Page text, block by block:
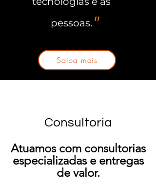
pessoas. "
Saiba mais
Consultoria
Atuamos com consultorias
especializadas e entregas
de valor.